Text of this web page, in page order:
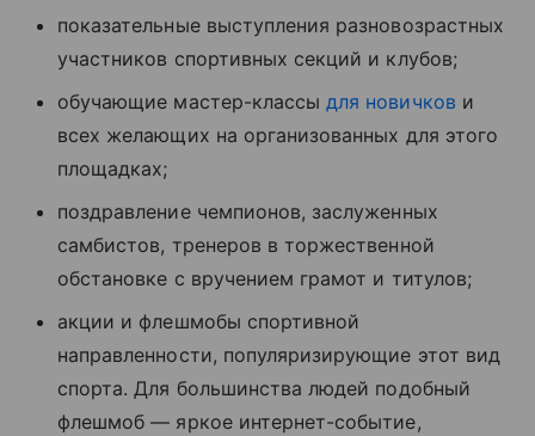
показательные выступления разновозрастных
участников спортивных секций и клубов;
обучающие мастер-классыдля новичков и
всех желающих на организованных для этого
площадках;
поздравление чемпионов, заслуженных
самбистов, тренеров в торжественной
обстановке с вручением грамот и титулов;
акции и флешмобы спортивной
направленности, популяризирующие этот вид
спорта. Для большинства людей подобный
флешмоб — яркое интернет-событие,